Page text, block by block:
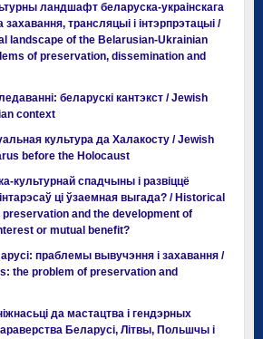
ландшафт беларуска-украінскага
трансляцыі і інтэрпрэтацыі /
landscape of the Belarusian-Ukrainian
of preservation, dissemination and
беларускі кантэкст / Jewish
context
культура да Халакосту / Jewish
before the Holocaust
культурнай спадчыны і развіццё
ці ўзаемная выгада? / Historical
and the development of
or mutual benefit?
праблемы вывучэння і захавання /
the problem of preservation and
да мастацтва і гендэрных
Беларусі, Літвы, Польшчы і